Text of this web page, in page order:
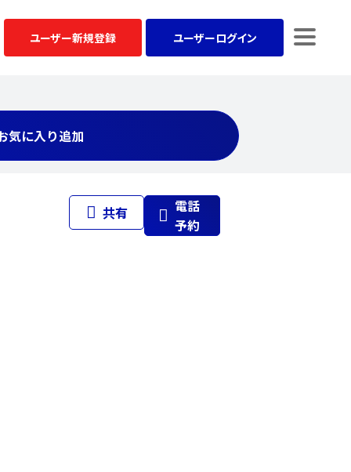
ユーザー新規登録 ユーザーログイン
気に入り追加
共有
電話
予約